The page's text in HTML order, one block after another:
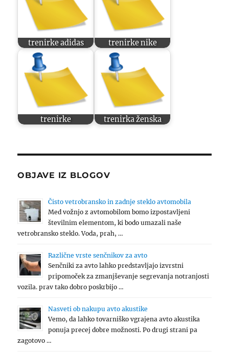
trenirke adidas trenirke nike
trenirke trenirka ženska
OBJAVE IZ BLOGOV
Čisto vetrobransko in zadnje steklo avtomobila
Med vožnjo z avtomobilom bomo izpostavljeni
številnim elementom, ki bodo umazali naše
vetrobransko steklo. Voda, prah, …
Različne vrste senčnikov za avto
Senčniki za avto lahko predstavljajo izvrstni
pripomoček za zmanjševanje segrevanja notranjosti
vozila. prav tako dobro poskrbijo …
Nasveti ob nakupu avto akustike
Vemo, da lahko tovarniško vgrajena avto akustika
ponuja precej dobre možnosti. Po drugi strani pa
zagotovo …